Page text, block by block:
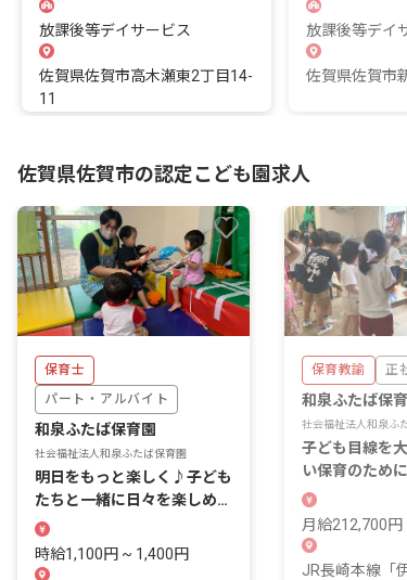
放課後等デイサービス
佐賀県佐賀市高木瀬東2丁目14-
11
放課後等デイ
佐賀県佐賀市
佐賀県佐賀市の認定こども園求人
保育士
パート・アルバイト
和泉ふたば保育園
社会福祉法人和泉ふたば保育園
明日をもっと楽しく♪子ども
たちと一緒に日々を楽しめる
保育をしませんか？
時給1,100円 ~ 1,400円
保育教諭 正
和泉ふたば保育
社会福祉法人和泉ふ
子ども目線を
い保育のため
くる仲間を募
月給212,700
JR長崎本線「